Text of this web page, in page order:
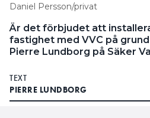
Daniel Persson/privat
Är det förbjudet att
fastighet med VVC på
Pierre Lundborg på Säker
TEXT
PIERRE LUNDBORG